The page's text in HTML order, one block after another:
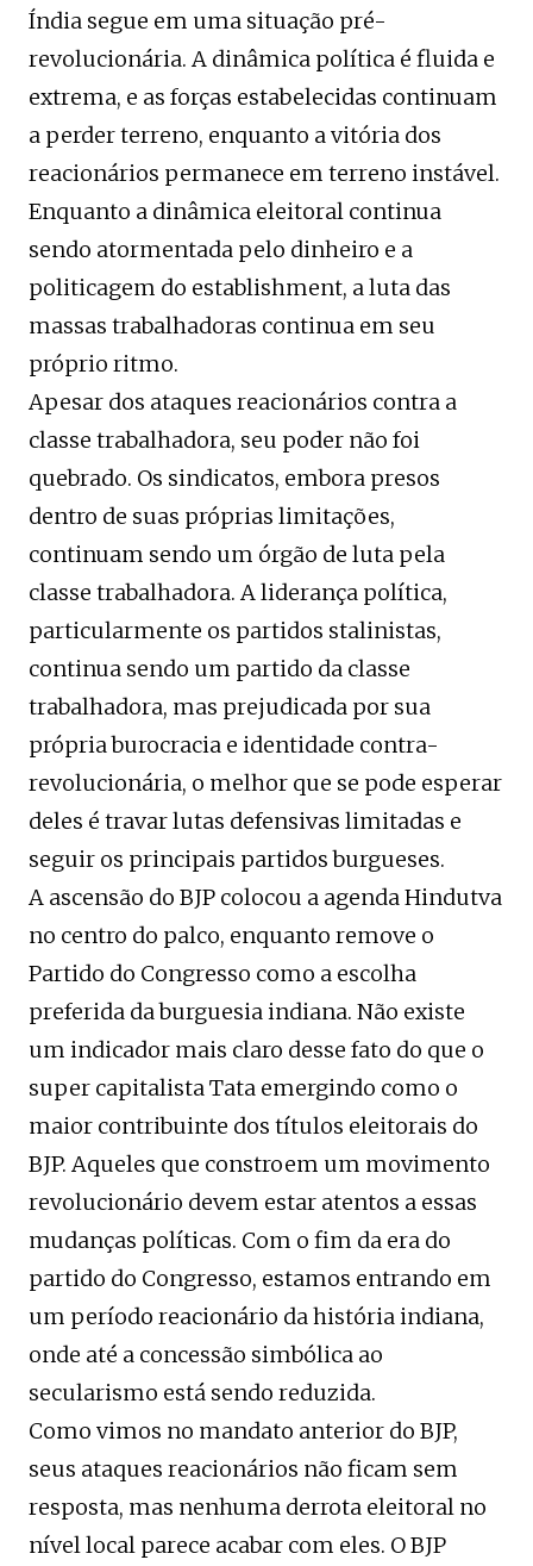
Índia segue em uma situação pré-
revolucionária. A dinâmica política é fluida e
extrema, e as forças estabelecidas continuam
a perder terreno, enquanto a vitória dos
reacionários permanece em terreno instável.
Enquanto a dinâmica eleitoral continua
sendo atormentada pelo dinheiro e a
politicagem do establishment, a luta das
massas trabalhadoras continua em seu
próprio ritmo.
Apesar dos ataques reacionários contra a
classe trabalhadora, seu poder não foi
quebrado. Os sindicatos, embora presos
dentro de suas próprias limitações,
continuam sendo um órgão de luta pela
classe trabalhadora. A liderança política,
particularmente os partidos stalinistas,
continua sendo um partido da classe
trabalhadora, mas prejudicada por sua
própria burocracia e identidade contra-
revolucionária, o melhor que se pode esperar
deles é travar lutas defensivas limitadas e
seguir os principais partidos burgueses.
A ascensão do BJP colocou a agenda Hindutva
no centro do palco, enquanto remove o
Partido do Congresso como a escolha
preferida da burguesia indiana. Não existe
um indicador mais claro desse fato do que o
super capitalista Tata emergindo como o
maior contribuinte dos títulos eleitorais do
BJP. Aqueles que constroem um movimento
revolucionário devem estar atentos a essas
mudanças políticas. Com o fim da era do
partido do Congresso, estamos entrando em
um período reacionário da história indiana,
onde até a concessão simbólica ao
secularismo está sendo reduzida.
Como vimos no mandato anterior do BJP,
seus ataques reacionários não ficam sem
resposta, mas nenhuma derrota eleitoral no
nível local parece acabar com eles. O BJP